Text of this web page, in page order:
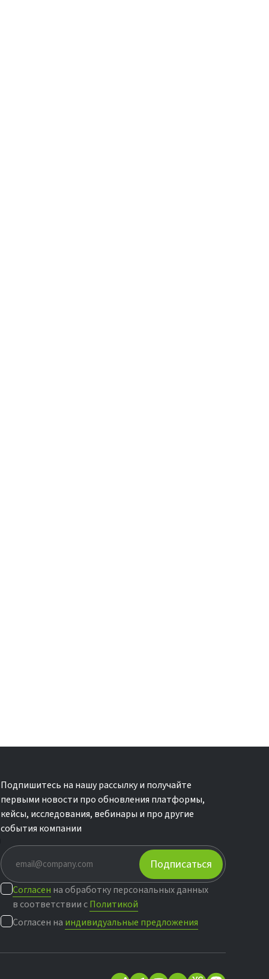
Подпишитесь на нашу рассылку и получайте
первыми новости про обновления платформы,
кейсы, исследования, вебинары и про другие
события компании
Подписаться
Согласен на обработку персональных данных
в соответствии сПолитикой
Согласен на индивидуальные предложения